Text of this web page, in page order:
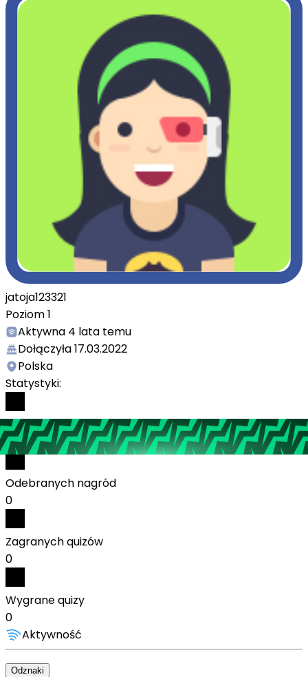
jatoja123321
Poziom1
Aktywna 4 lata temu
Dołączyła17.03.2022
Polska
Statystyki:
Wykonanych zadań
3
Odebranych nagród
0
Zagranych quizów
0
Wygrane quizy
0
Aktywność
Odznaki